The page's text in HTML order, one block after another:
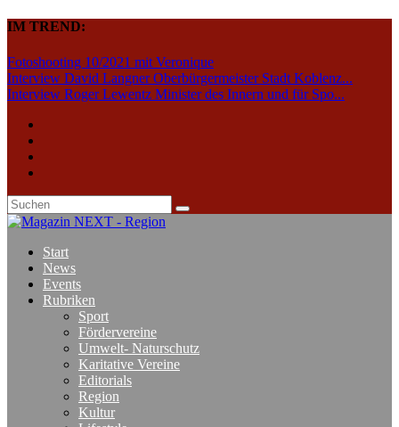
IM TREND:
Fotoshooting 10/2021 mit Veronique
Interview David Langner Oberbürgermeister Stadt Koblenz...
Interview Roger Lewentz Minister des Innern und für Spo...
Start
News
Events
Rubriken
Sport
Fördervereine
Umwelt- Naturschutz
Karitative Vereine
Editorials
Region
Kultur